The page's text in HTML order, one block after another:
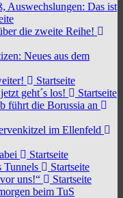
Auswechslungen: Das ist
die zweite Reihe!
Neues aus dem
Startseite
geht´s los!
Startseite
führt die Borussia an
im Ellenfeld
Startseite
Tunnels
Startseite
uns!“
Startseite
beim TuS